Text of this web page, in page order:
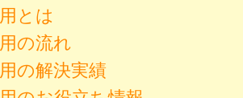
とは
の流れ
の解決実績